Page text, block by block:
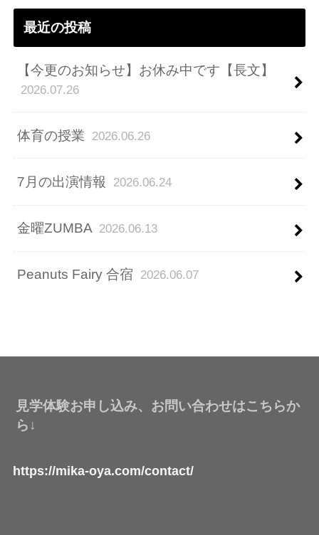
最近の投稿
【今更のお知らせ】お休み中です【長文】
2026.07.26
体育の授業 2026.06.26
7月の出演情報 2026.06.24
金曜ZUMBA 2026.06.13
Peanuts Fairy 合宿 2026.06.07
見学体験お申し込み、お問い合わせはこちらか
ら↓
https://mika-oya.com/contact/